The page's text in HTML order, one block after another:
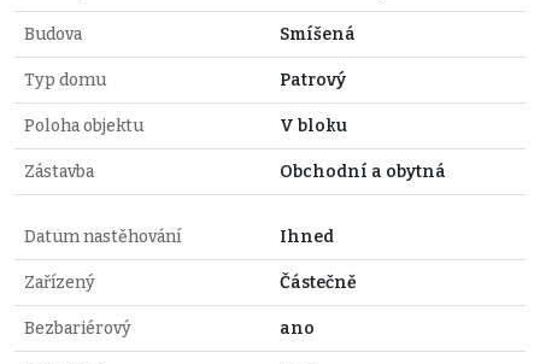
Budova Smíšená
Typ domu Patrový
Poloha objektu V bloku
Zástavba Obchodní a obytná
Datum nastěhování Ihned
Zařízený Částečně
Bezbariérový ano